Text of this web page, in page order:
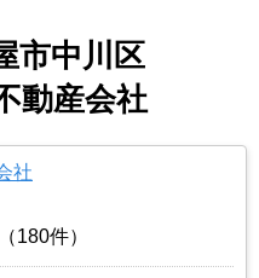
市中川区
動産会社
社
180件）